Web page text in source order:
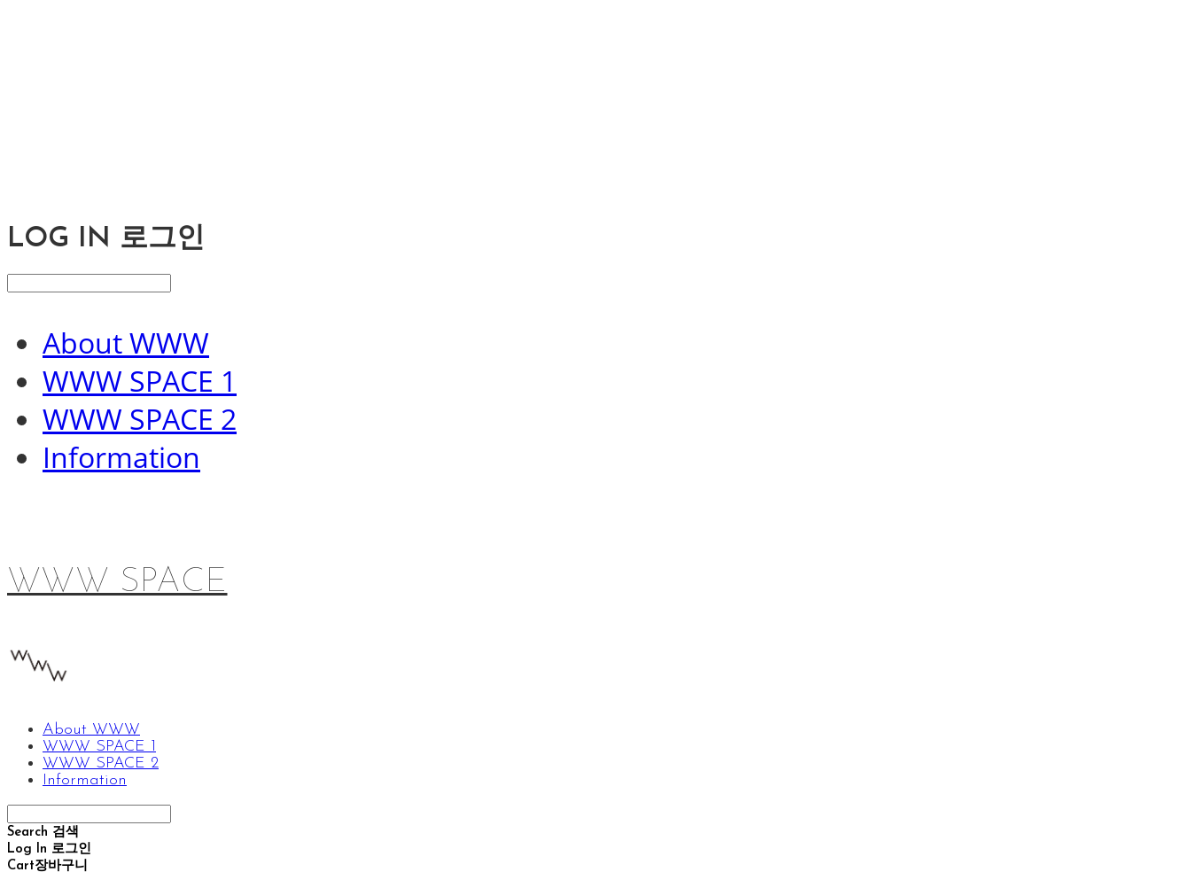
LOG IN 로그인
About WWW
WWW SPACE 1
WWW SPACE 2
Information
WWW SPACE
About WWW
WWW SPACE 1
WWW SPACE 2
Information
Search 검색
Log In 로그인
Cart장바구니